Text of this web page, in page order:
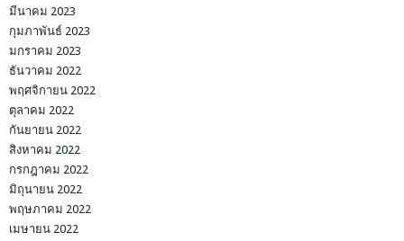
มีนาคม 2023
กุมภาพันธ์ 2023
มกราคม 2023
ธันวาคม 2022
พฤศจิกายน 2022
ตุลาคม 2022
กันยายน 2022
สิงหาคม 2022
กรกฎาคม 2022
มิถุนายน 2022
พฤษภาคม 2022
เมษายน 2022